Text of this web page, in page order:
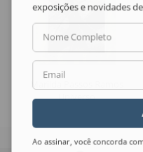
Universo
exposições e novidades
Nome Completo
Email
Ao assinar, você concorda